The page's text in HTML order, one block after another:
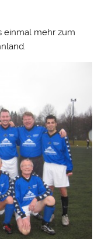
einmal mehr zum